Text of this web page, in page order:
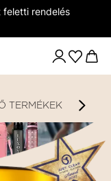
rendelés
TERMÉKEK